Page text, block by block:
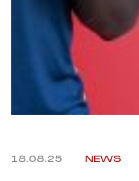
Accessori
Outlet
Caffè Boasi x Genoa
Helan x Genoa
18.08.25 NEWS